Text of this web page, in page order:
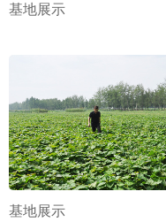
基地展示
基地展示